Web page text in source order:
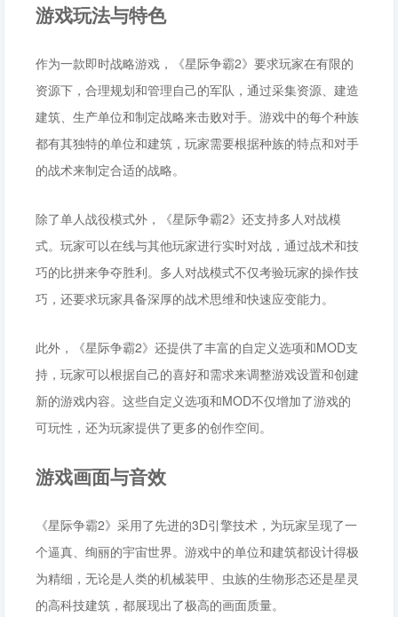
游戏玩法与特色
作为一款即时战略游戏，《星际争霸2》要求玩家在有限的
资源下，合理规划和管理自己的军队，通过采集资源、建造
建筑、生产单位和制定战略来击败对手。游戏中的每个种族
都有其独特的单位和建筑，玩家需要根据种族的特点和对手
的战术来制定合适的战略。
除了单人战役模式外，《星际争霸2》还支持多人对战模
式。玩家可以在线与其他玩家进行实时对战，通过战术和技
巧的比拼来争夺胜利。多人对战模式不仅考验玩家的操作技
巧，还要求玩家具备深厚的战术思维和快速应变能力。
此外，《星际争霸2》还提供了丰富的自定义选项和MOD支
持，玩家可以根据自己的喜好和需求来调整游戏设置和创建
新的游戏内容。这些自定义选项和MOD不仅增加了游戏的
可玩性，还为玩家提供了更多的创作空间。
游戏画面与音效
《星际争霸2》采用了先进的3D引擎技术，为玩家呈现了一
个逼真、绚丽的宇宙世界。游戏中的单位和建筑都设计得极
为精细，无论是人类的机械装甲、虫族的生物形态还是星灵
的高科技建筑，都展现出了极高的画面质量。